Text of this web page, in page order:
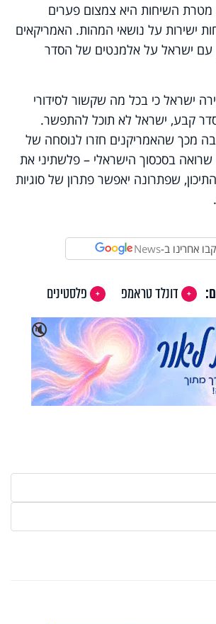
מטרת השיחות היא צמצום פערים
ישירות על נושאי המהות. האמריקאים
עם ישראל על אלמנטים של הסדר
ישראל כי בכל מה שקשור לסידורי
קבע, ישראל לא תוכל להתפשר.
מכך שהאמריקנים חזרו לנוסחה של
בסכסוך הישראלי – פלשתיני את
שפתרונה יאפשר פתרון של סוגיות
אחרינו ב-News
דונלד טראמפ
פלסטינים
🔇